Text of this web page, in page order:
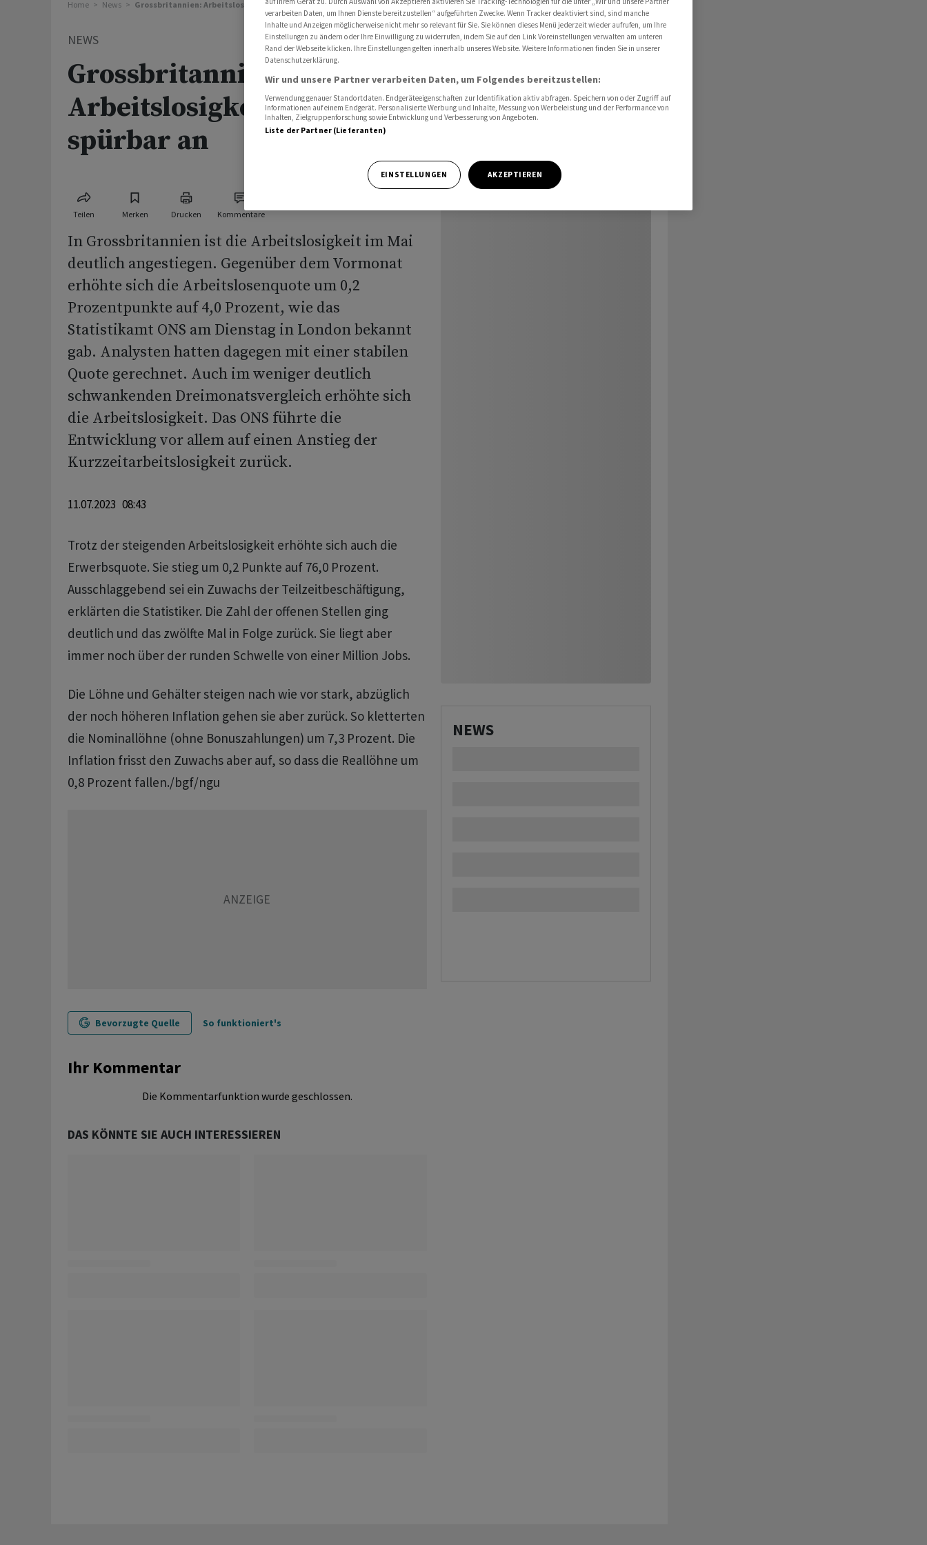
Home News Grossbritannien: Arbeitslosigkeit steigt spürbar an
NEWS
Grossbritannien:
Arbeitslosigkeit steigt
spürbar an
Teilen Merken Drucken Kommentare
In Grossbritannien ist die Arbeitslosigkeit im Mai
deutlich angestiegen. Gegenüber dem Vormonat
erhöhte sich die Arbeitslosenquote um 0,2
Prozentpunkte auf 4,0 Prozent, wie das
Statistikamt ONS am Dienstag in London bekannt
gab. Analysten hatten dagegen mit einer stabilen
Quote gerechnet. Auch im weniger deutlich
schwankenden Dreimonatsvergleich erhöhte sich
die Arbeitslosigkeit. Das ONS führte die
Entwicklung vor allem auf einen Anstieg der
Kurzzeitarbeitslosigkeit zurück.
11.07.2023 08:43
Trotz der steigenden Arbeitslosigkeit erhöhte sich auch die
Erwerbsquote. Sie stieg um 0,2 Punkte auf 76,0 Prozent.
Ausschlaggebend sei ein Zuwachs der Teilzeitbeschäftigung,
erklärten die Statistiker. Die Zahl der offenen Stellen ging
deutlich und das zwölfte Mal in Folge zurück. Sie liegt aber
immer noch über der runden Schwelle von einer Million Jobs.
Die Löhne und Gehälter steigen nach wie vor stark, abzüglich
der noch höheren Inflation gehen sie aber zurück. So kletterten
die Nominallöhne (ohne Bonuszahlungen) um 7,3 Prozent. Die
Inflation frisst den Zuwachs aber auf, so dass die Reallöhne um
0,8 Prozent fallen./bgf/ngu
Bevorzugte Quelle So funktioniert's
Ihr Kommentar
Die Kommentarfunktion wurde geschlossen.
DAS KÖNNTE SIE AUCH INTERESSIEREN
NEWS
verarbeiten Daten, um Ihnen Dienste bereitzustellen“ aufgeführten Zwecke. Wenn Tracker deaktiviert sind, sind manche
Inhalte und Anzeigen möglicherweise nicht mehr so relevant für Sie. Sie können dieses Menü jederzeit wieder aufrufen, um Ihre
Einstellungen zu ändern oder Ihre Einwilligung zu widerrufen, indem Sie auf den Link Voreinstellungen verwalten am unteren
Rand der Webseite klicken. Ihre Einstellungen gelten innerhalb unseres Website. Weitere Informationen finden Sie in unserer
Datenschutzerklärung.
Wir und unsere Partner verarbeiten Daten, um Folgendes bereitzustellen:
Verwendung genauer Standortdaten. Endgeräteeigenschaften zur Identifikation aktiv abfragen. Speichern von oder Zugriff auf
Informationen auf einem Endgerät. Personalisierte Werbung und Inhalte, Messung von Werbeleistung und der Performance von
Inhalten, Zielgruppenforschung sowie Entwicklung und Verbesserung von Angeboten.
Liste der Partner (Lieferanten)
EINSTELLUNGEN AKZEPTIEREN